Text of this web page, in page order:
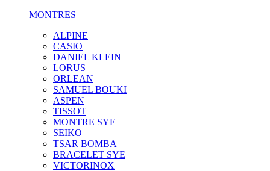
MONTRES
ALPINE
CASIO
DANIEL KLEIN
LORUS
ORLEAN
SAMUEL BOUKI
ASPEN
TISSOT
MONTRE SYE
SEIKO
TSAR BOMBA
BRACELET SYE
VICTORINOX